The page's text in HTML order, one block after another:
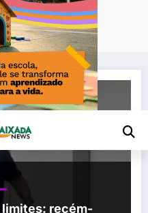
pais
limites: recém-